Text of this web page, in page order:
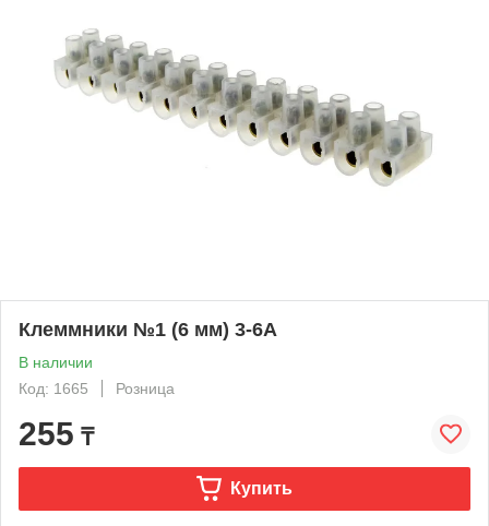
Клеммники №1 (6 мм) 3-6А
В наличии
Код: 1665
Розница
255 ₸
Купить